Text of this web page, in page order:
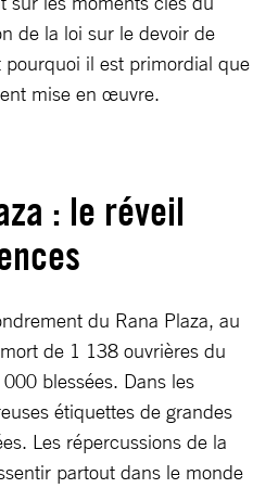
de la loi sur le devoir de
il est primordial que
mise en œuvre.
: le réveil
du Rana Plaza, au
de 1 138 ouvrières du
blessées. Dans les
étiquettes de grandes
Les répercussions de la
partout dans le monde